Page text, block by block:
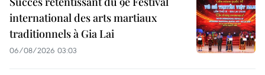
international des arts martiaux
traditionnels à Gia Lai
06/08/2026 03:03